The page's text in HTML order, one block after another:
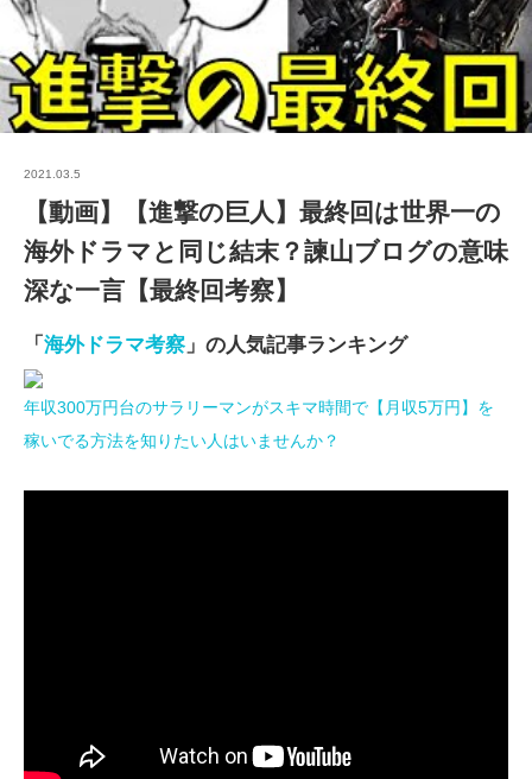
2021.03.5
【動画】【進撃の巨人】最終回は世界一の
海外ドラマと同じ結末？諫山ブログの意味
深な一言【最終回考察】
「 海外ドラマ考察 」の人気記事ランキング
年収300万円台のサラリーマンがスキマ時間で【月収5万円】を
稼いでる方法を知りたい人はいませんか？